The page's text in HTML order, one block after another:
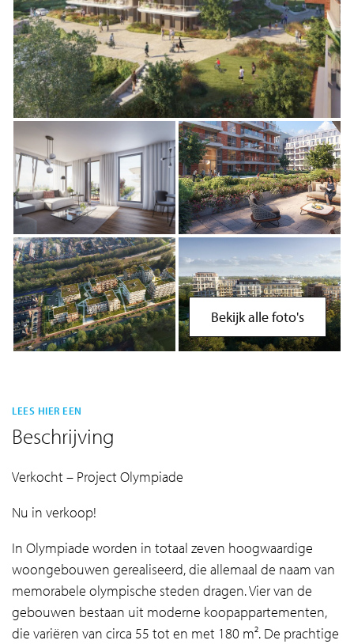
Bekijk alle foto's
LEES HIER EEN
Beschrijving
Verkocht – Project Olympiade
Nu in verkoop!
In Olympiade worden in totaal zeven hoogwaardige
woongebouwen gerealiseerd, die allemaal de naam van
memorabele olympische steden dragen. Vier van de
gebouwen bestaan uit moderne koopappartementen,
die variëren van circa 55 tot en met 180 m². De prachtige